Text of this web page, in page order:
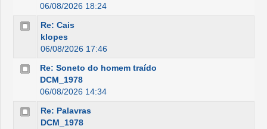
06/08/2026 18:24
Re: Cais
klopes
06/08/2026 17:46
Re: Soneto do homem traído
DCM_1978
06/08/2026 14:34
Re: Palavras
DCM_1978